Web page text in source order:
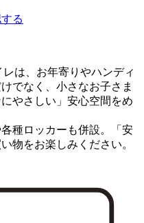
る
は、お年寄りやハンディ
でなく、小さなお子さま
やさしい」安心空間をめ
種ロッカーも併設。「安
物をお楽しみください。